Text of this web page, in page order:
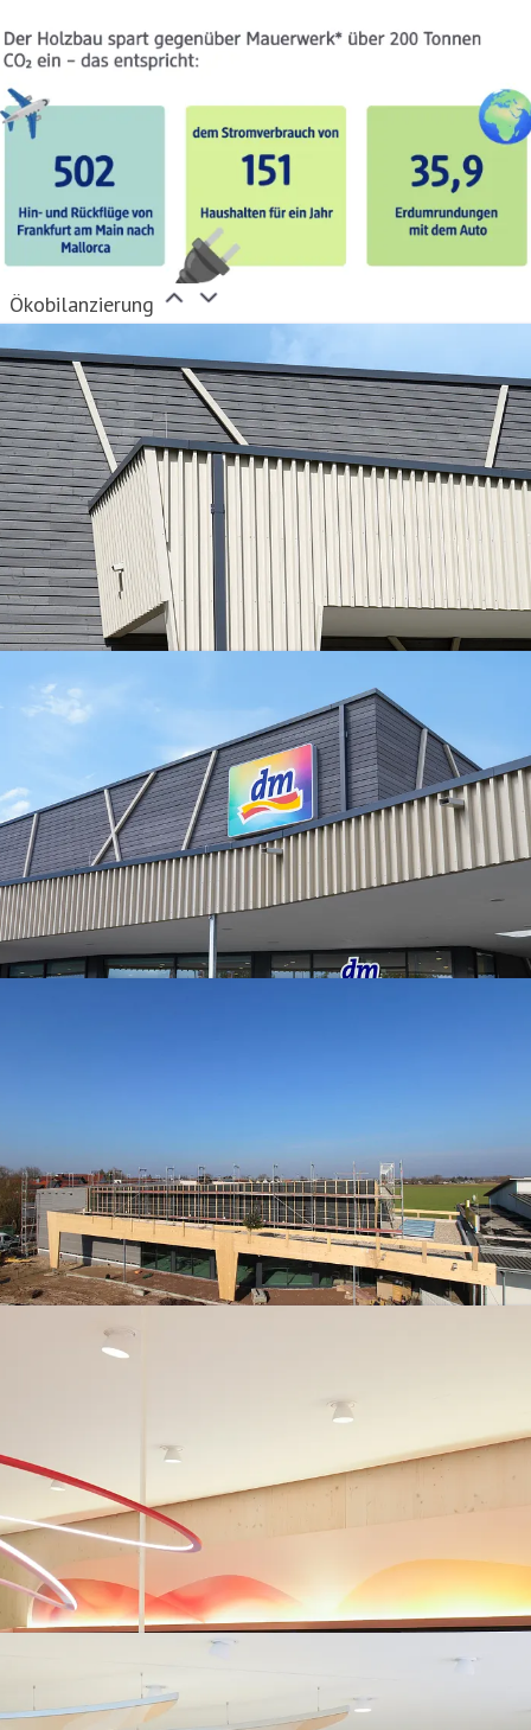
Ökobilanzierung
Holzbau Neuried
Holzbau Neuried